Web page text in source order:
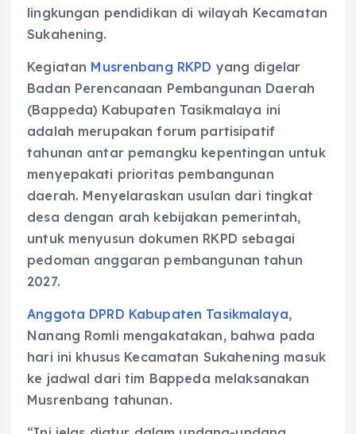
lingkungan pendidikan di wilayah Kecamatan
Sukahening.
Kegiatan Musrenbang RKPD yang digelar
Badan Perencanaan Pembangunan Daerah
(Bappeda) Kabupaten Tasikmalaya ini
adalah merupakan forum partisipatif
tahunan antar pemangku kepentingan untuk
menyepakati prioritas pembangunan
daerah. Menyelaraskan usulan dari tingkat
desa dengan arah kebijakan pemerintah,
untuk menyusun dokumen RKPD sebagai
pedoman anggaran pembangunan tahun
2027.
Anggota DPRD Kabupaten Tasikmalaya,
Nanang Romli mengakatakan, bahwa pada
hari ini khusus Kecamatan Sukahening masuk
ke jadwal dari tim Bappeda melaksanakan
Musrenbang tahunan.